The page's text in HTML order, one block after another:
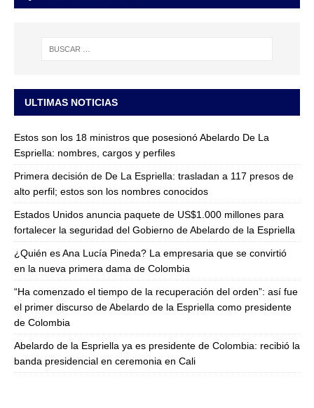
ULTIMAS NOTICIAS
Estos son los 18 ministros que posesionó Abelardo De La
Espriella: nombres, cargos y perfiles
Primera decisión de De La Espriella: trasladan a 117 presos de
alto perfil; estos son los nombres conocidos
Estados Unidos anuncia paquete de US$1.000 millones para
fortalecer la seguridad del Gobierno de Abelardo de la Espriella
¿Quién es Ana Lucía Pineda? La empresaria que se convirtió
en la nueva primera dama de Colombia
“Ha comenzado el tiempo de la recuperación del orden”: así fue
el primer discurso de Abelardo de la Espriella como presidente
de Colombia
Abelardo de la Espriella ya es presidente de Colombia: recibió la
banda presidencial en ceremonia en Cali